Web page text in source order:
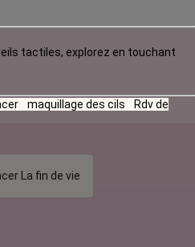
La fin de vie
tactiles, explorez en touchant
maquillage des cils
Rdv de